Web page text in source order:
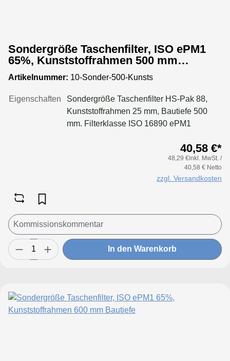
Sondergröße Taschenfilter, ISO ePM1
65%, Kunststoffrahmen 500 mm
Bautiefe
Artikelnummer: 10-Sonder-500-Kunsts
Eigenschaften
Sondergröße Taschenfilter HS-Pak 88,
Kunststoffrahmen 25 mm, Bautiefe 500
mm. Filterklasse ISO 16890 ePM1
in folgenden Grenzen:Maße Breite: 170
bis 950 mmMaße Höhe: 170 bis 650
mmTaschenanzahl Breite: bis 170 mm 2
Taschenbis 250 mm 3 Taschenbis 300 mm
700 mm 9 Taschenbis 800 mm 10
Taschenbis 950 mm 12 Taschen
40,58 €*
48,29 €inkl. MwSt. /
40,58 € Netto
zzgl. Versandkosten
In den Warenkorb